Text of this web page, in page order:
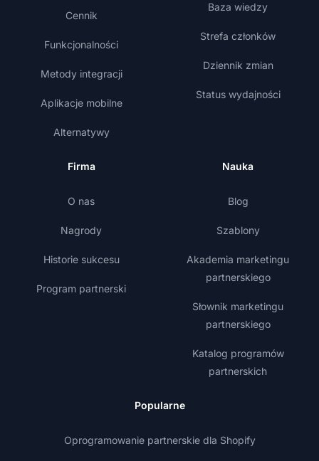
Cennik
Funkcjonalności
Metody integracji
Aplikacje mobilne
Alternatywy
Baza wiedzy
Strefa członków
Dziennik zmian
Status wydajności
Firma
O nas
Nagrody
Historie sukcesu
Program partnerski
Nauka
Blog
Szablony
Akademia marketingu
partnerskiego
Słownik marketingu
partnerskiego
Katalog programów
partnerskich
Popularne
Oprogramowanie partnerskie dla Shopify